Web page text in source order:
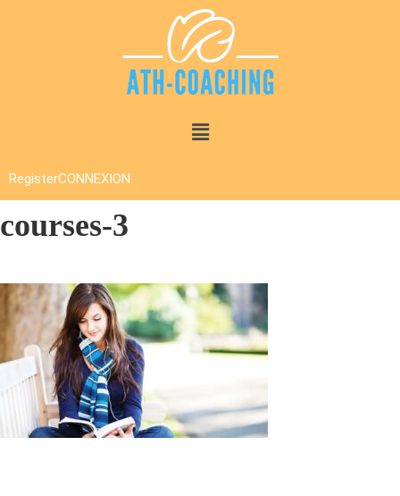
RegisterCONNEXION
courses-3